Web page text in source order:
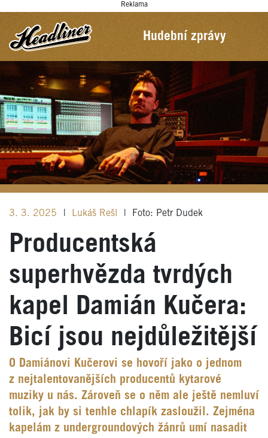
Reklama
Hudební zprávy
3. 3. 2025 Lukáš Rešl Foto: Petr Dudek
Producentská
superhvězda tvrdých
kapel Damián Kučera:
Bicí jsou nejdůležitější
O Damiánovi Kučerovi se hovoří jako o jednom
z nejtalentovanějších producentů kytarové
muziky u nás. Zároveň se o něm ale ještě nemluví
tolik, jak by si tenhle chlapík zasloužil. Zejména
kapelám z undergroundových žánrů umí nasadit